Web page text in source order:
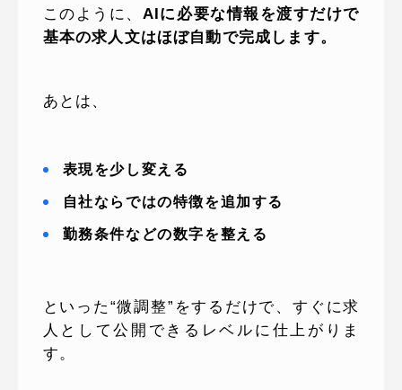
このように、 AIに必要な情報を渡すだけで
基本の求人文はほぼ自動で完成します。
あとは、
表現を少し変える
自社ならではの特徴を追加する
勤務条件などの数字を整える
といった“微調整”をするだけで、すぐに求
人として公開できるレベルに仕上がりま
す。